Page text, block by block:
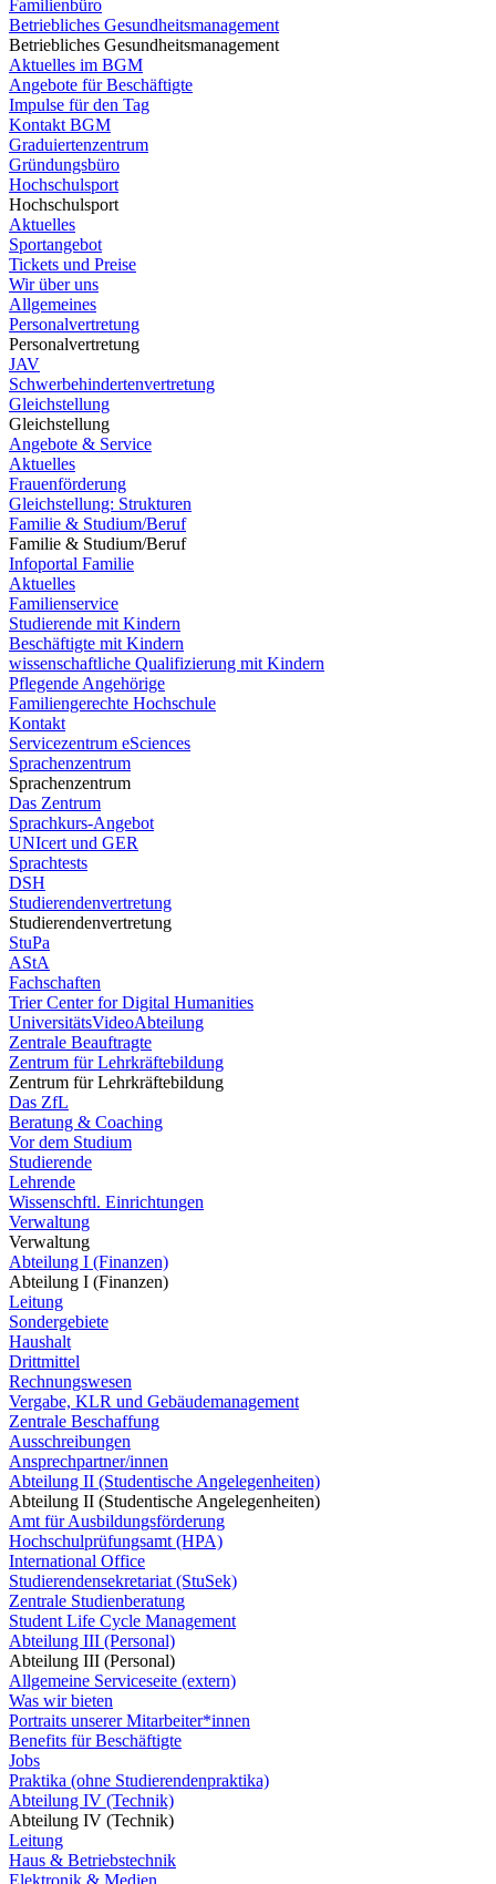
Familienbüro
Betriebliches Gesundheitsmanagement
Betriebliches Gesundheitsmanagement
Aktuelles im BGM
Angebote für Beschäftigte
Impulse für den Tag
Kontakt BGM
Graduiertenzentrum
Gründungsbüro
Hochschulsport
Hochschulsport
Aktuelles
Sportangebot
Tickets und Preise
Wir über uns
Allgemeines
Personalvertretung
Personalvertretung
JAV
Schwerbehindertenvertretung
Gleichstellung
Gleichstellung
Angebote & Service
Aktuelles
Frauenförderung
Gleichstellung: Strukturen
Familie & Studium/Beruf
Familie & Studium/Beruf
Infoportal Familie
Aktuelles
Familienservice
Studierende mit Kindern
Beschäftigte mit Kindern
wissenschaftliche Qualifizierung mit Kindern
Pflegende Angehörige
Familiengerechte Hochschule
Kontakt
Servicezentrum eSciences
Sprachenzentrum
Sprachenzentrum
Das Zentrum
Sprachkurs-Angebot
UNIcert und GER
Sprachtests
DSH
Studierendenvertretung
Studierendenvertretung
StuPa
AStA
Fachschaften
Trier Center for Digital Humanities
UniversitätsVideoAbteilung
Zentrale Beauftragte
Zentrum für Lehrkräftebildung
Zentrum für Lehrkräftebildung
Das ZfL
Beratung & Coaching
Vor dem Studium
Studierende
Lehrende
Wissenschftl. Einrichtungen
Verwaltung
Verwaltung
Abteilung I (Finanzen)
Abteilung I (Finanzen)
Leitung
Sondergebiete
Haushalt
Drittmittel
Rechnungswesen
Vergabe, KLR und Gebäudemanagement
Zentrale Beschaffung
Ausschreibungen
Ansprechpartner/innen
Abteilung II (Studentische Angelegenheiten)
Abteilung II (Studentische Angelegenheiten)
Amt für Ausbildungsförderung
Hochschulprüfungsamt (HPA)
International Office
Studierendensekretariat (StuSek)
Zentrale Studienberatung
Student Life Cycle Management
Abteilung III (Personal)
Abteilung III (Personal)
Allgemeine Serviceseite (extern)
Was wir bieten
Portraits unserer Mitarbeiter*innen
Benefits für Beschäftigte
Jobs
Praktika (ohne Studierendenpraktika)
Abteilung IV (Technik)
Abteilung IV (Technik)
Leitung
Haus & Betriebstechnik
Elektronik & Medien